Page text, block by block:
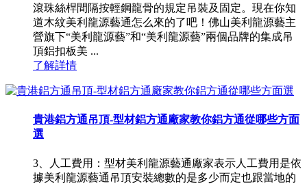
滾珠絲桿間隔按輕鋼龍骨的規定吊裝及固定。現在你知
道木紋美利龍源藝通怎么來的了吧！佛山美利龍源藝主
營旗下“美利龍源藝”和“美利龍源藝”兩個品牌的集成吊
頂鋁扣板美 ...
了解詳情
貴港鋁方通吊頂-型材鋁方通廠家教你鋁方通從哪些方面
選
3、人工費用：型材美利龍源藝通廠家表示人工費用是依
據美利龍源藝通吊頂安裝總數的是多少而定也跟當地的